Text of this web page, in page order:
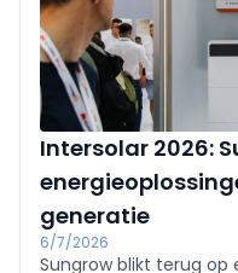
Intersolar 2026:
generatie
6/7/2026
Sungrow blikt terug op